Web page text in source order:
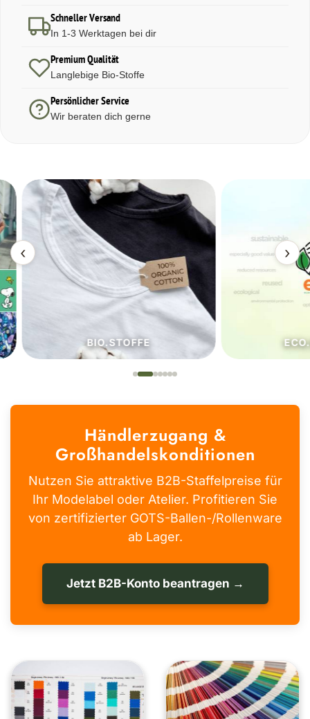
Schneller Versand
In 1-3 Werktagen bei dir
Premium Qualität
Langlebige Bio-Stoffe
Persönlicher Service
Wir beraten dich gerne
‹
BIO.STOFFE
›
Händlerzugang &
Großhandelskonditionen
Nutzen Sie attraktive B2B-Staffelpreise für
Ihr Modelabel oder Atelier. Profitieren Sie
von zertifizierter GOTS-Ballen-/Rollenware
ab Lager.
Jetzt B2B-Konto beantragen →